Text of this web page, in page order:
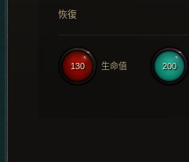
恢復
200
130 生命值